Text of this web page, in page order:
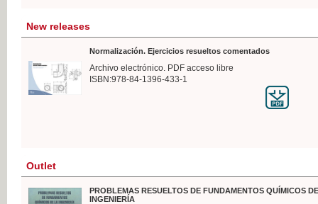
New releases
Normalización. Ejercicios resueltos comentados
Archivo electrónico. PDF acceso libre
ISBN:978-84-1396-433-1
Outlet
PROBLEMAS RESUELTOS DE FUNDAMENTOS QUÍMICOS
INGENIERÍA